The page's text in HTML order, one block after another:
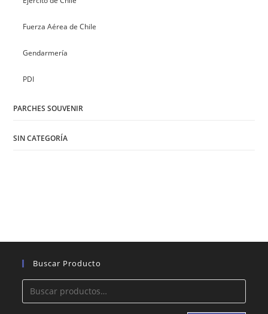
Fuerza Aérea de Chile
Gendarmería
PDI
PARCHES SOUVENIR
SIN CATEGORÍA
Buscar Producto